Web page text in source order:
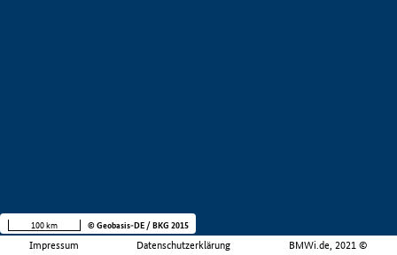
Impressum Datenschutzerklärung BMWi.de, 2021 ©
100 km © Geobasis-DE / BKG 2015